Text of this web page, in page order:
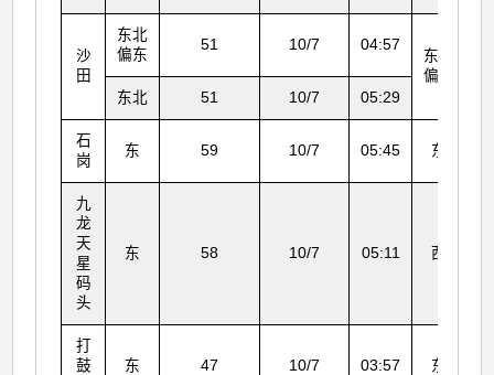
沙
田
东北
偏东
51 10/7 04:57
东北
偏东
东北
51 10/7 05:29
石
岗
东 59 10/7 05:45 东
九
龙
天
星
码
头
东 58 10/7 05:11 西
打
鼓
东 47 10/7 03:57 东